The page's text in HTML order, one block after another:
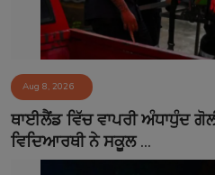
Aug 8, 2026
ਥਾਈਲੈਂਡ ਵਿੱਚ ਵਾਪਰੀ ਅੰਧਾਧੁੰਦ
ਵਿਦਿਆਰਥੀ ਨੇ ਸਕੂਲ ...